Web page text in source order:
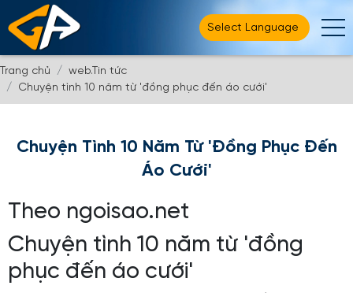
Trang chủ
web.Tin tức
Chuyện tình 10 năm từ 'đồng phục đến áo cưới'
Chuyện Tình 10 Năm Từ 'đồng Phục Đến
Áo Cưới'
Theo ngoisao.net
Chuyện tình 10 năm từ 'đồng
phục đến áo cưới'